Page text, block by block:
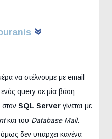
να στέλνουμε με email
query σε μία βάση
SQL Server γίνεται με
και του Database Mail.
όμως δεν υπάρχει κανένα